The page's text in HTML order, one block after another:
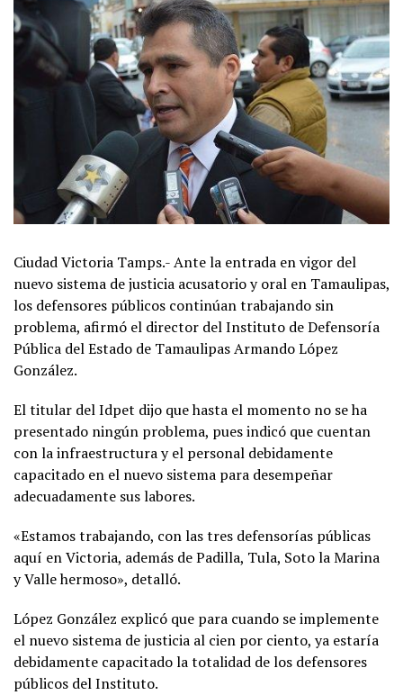
Ciudad Victoria Tamps.- Ante la entrada en vigor del
nuevo sistema de justicia acusatorio y oral en Tamaulipas,
los defensores públicos continúan trabajando sin
problema, afirmó el director del Instituto de Defensoría
Pública del Estado de Tamaulipas Armando López
González.
El titular del Idpet dijo que hasta el momento no se ha
presentado ningún problema, pues indicó que cuentan
con la infraestructura y el personal debidamente
capacitado en el nuevo sistema para desempeñar
adecuadamente sus labores.
«Estamos trabajando, con las tres defensorías públicas
aquí en Victoria, además de Padilla, Tula, Soto la Marina
y Valle hermoso», detalló.
López González explicó que para cuando se implemente
el nuevo sistema de justicia al cien por ciento, ya estaría
debidamente capacitado la totalidad de los defensores
públicos del Instituto.